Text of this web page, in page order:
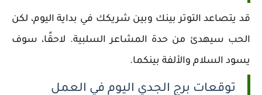
قد يتصاعد التوتر بينك وبين شريكك في بداية اليوم، لكن
الحب سيهدئ من حدة المشاعر السلبية. لاحقًا، سوف
يسود السلام والألفة بينكما.
توقعات برج الجدي اليوم في العمل